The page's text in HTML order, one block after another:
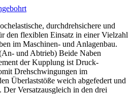
durchdrehsichere und
den flexiblen Einsatz in einer Vielzahl
im Maschinen- und Anlagenbau.
und Abtrieb) Beide Naben
der Kupplung ist Druck-
Drehschwingungen im
Überlaststöße weich abgefedert und
Versatzausgleich in den drei